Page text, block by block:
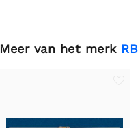
Meer van het merk RB